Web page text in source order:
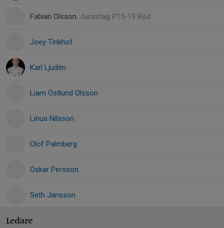
Fabian Olsson, Juniorlag P15-19 Röd
Joey Tinkhof
Karl Ljudén
Liam Östlund Olsson
Linus Nilsson
Olof Palmberg
Oskar Persson
Seth Jansson
Ledare